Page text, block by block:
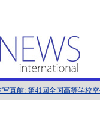
真館: 第41回全国高等学校